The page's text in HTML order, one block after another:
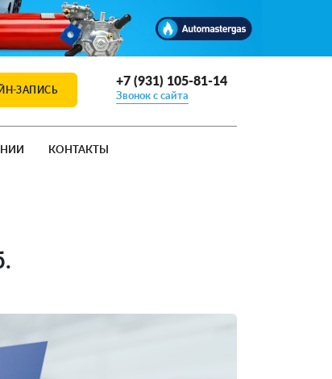
ЗАПИСЬ
+7 (931) 105-81-14
Звонок с сайта
КОНТАКТЫ